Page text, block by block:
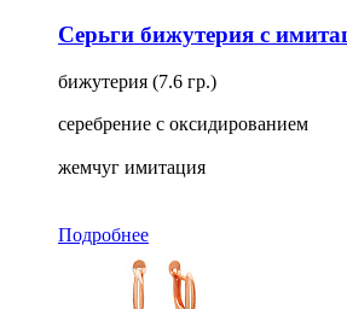
Серьги бижутерия с
бижутерия (7.6 гр.)
серебрение с оксидированием
жемчуг имитация
Подробнее